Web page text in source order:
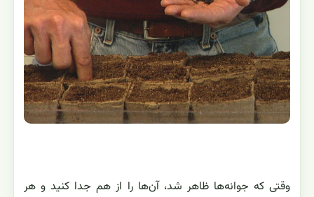
وقتی که جوانه‌ها ظاهر شد، آن‌ها را از هم جدا کنید و هر